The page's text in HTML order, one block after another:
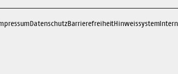
DatenschutzBarrierefreiheitHinweissystemIntern